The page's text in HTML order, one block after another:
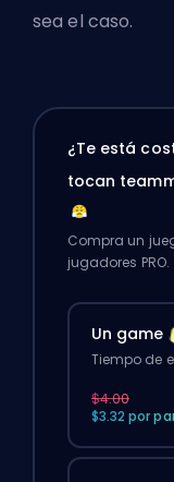
sea el caso.
¿Te está
tocan
Compra un
jugadores PRO.
Un game
Tiempo de
$4.00
$3.32 por